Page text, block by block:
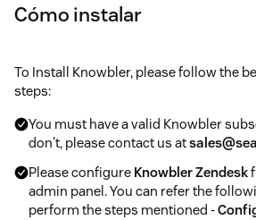
Cómo instalar
To Install Knowbler, please follow the
steps:
You must have a valid Knowbler
don't, please contact us at
Please configure Knowbler Zendesk
admin panel. You can refer the
perform the steps mentioned -